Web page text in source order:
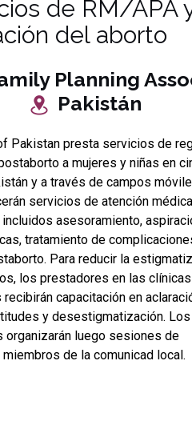
de RM/APA
del aborto
Planning
Pakistán
Pakistan presta servicios de
a mujeres y niñas en
y a través de campos
servicios de atención
asesoramiento,
tratamiento de
Para reducir la
los prestadores en las
capacitación en
y desestigmatización.
luego sesiones de
de la comunicad local.